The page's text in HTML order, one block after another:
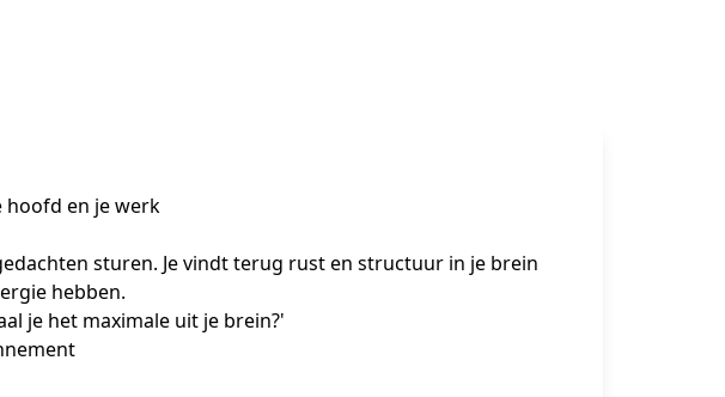
hoofd en je werk
sturen. Je vindt terug rust en structuur in je brein
hebben.
je het maximale uit je brein?'